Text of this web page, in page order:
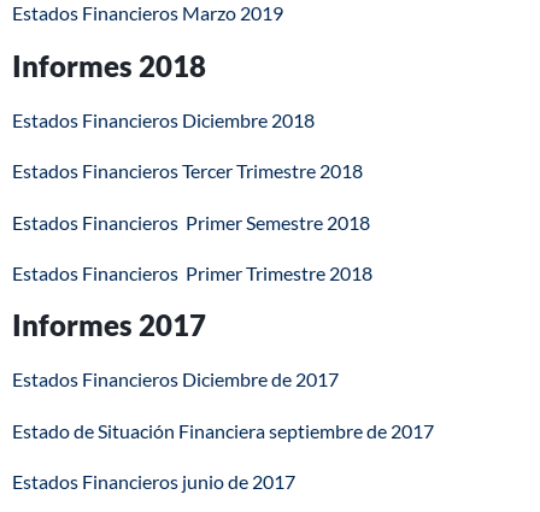
Estados Financieros Marzo 2019
Informes 2018
Estados Financieros Diciembre 2018
Estados Financieros Tercer Trimestre 2018
Estados Financieros Primer Semestre 2018
Estados Financieros Primer Trimestre 2018
Informes 2017
Estados Financieros Diciembre de 2017
Estado de Situación Financiera septiembre de 2017
Estados Financieros junio de 2017